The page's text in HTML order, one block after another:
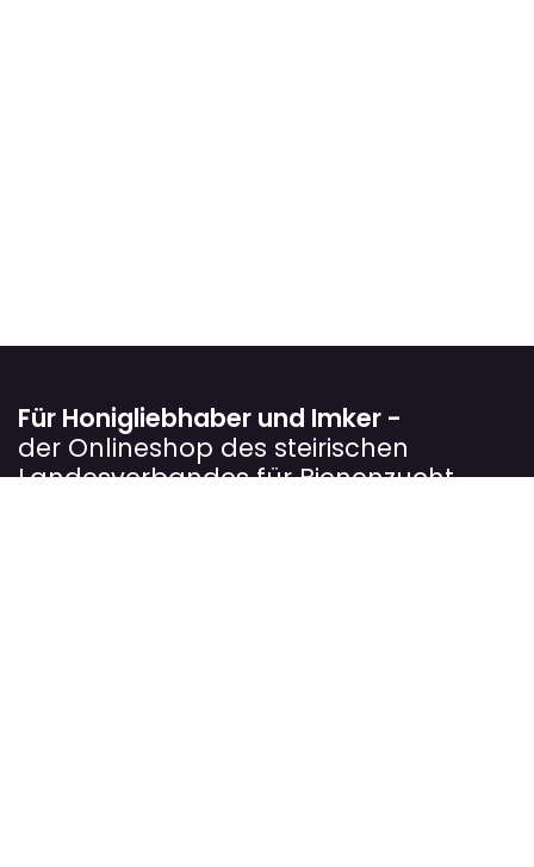
Für Honigliebhaber und Imker -
der Onlineshop des steirischen
Landesverbandes für Bienenzucht